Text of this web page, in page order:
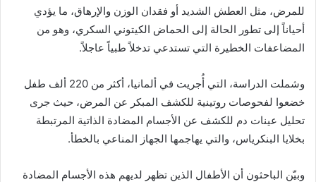
للمرض، مثل العطش الشديد أو فقدان الوزن والإرهاق، ما يؤدي
أحياناً إلى تطور الحالة إلى الحماض الكيتوني السكري، وهو من
المضاعفات الخطيرة التي تستدعي تدخلاً طبياً عاجلاً.
وشملت الدراسة، التي أُجريت في ألمانيا، أكثر من 220 ألف طفل
خضعوا لفحوصات روتينية للكشف المبكر عن المرض، حيث جرى
تحليل عينات دم للكشف عن الأجسام المضادة الذاتية المرتبطة
بخلايا البنكرياس، والتي يهاجمها الجهاز المناعي بالخطأ.
وبيّن الباحثون أن الأطفال الذين تظهر لديهم هذه الأجسام المضادة